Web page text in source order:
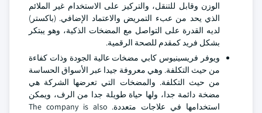
الوزن وقابل للتنقل، والتركيز على الاستخدام غير الملائم
الذي يحد من عبء التمريض والاعتماد الإضافي. (باكستر)
لديه القدرة على التواصل مع المضخات الذكية، وهو يبتكر
بشكل فريد كمقدم للصحة الرقمية.
ويوفر فريسينيوس كابي مضخات عالية الجودة وذات كفاءة
من حيث التكلفة. وهي معروفة جيدا عبر الأسواق الحساسة
من حيث التكلفة. والمضخات التي تعرضها الشركة هي
مضخة دائمة جدا، ولها حياة طويلة جدا من الرف، ويمكن
استخدامها في علاجات متعددة. The company is also